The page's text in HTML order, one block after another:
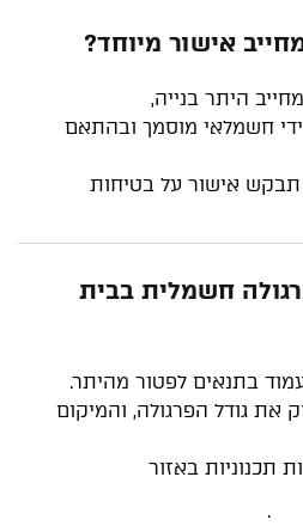
אישור מיוחד?
היתר בנייה,
חשמלאי מוסמך ובהתאם
אישור על בטיחות
חשמלית בבית
בתנאים לפטור מהיתר.
את גודל הפרגולה, והמיקום
תכנוניות באזור
.